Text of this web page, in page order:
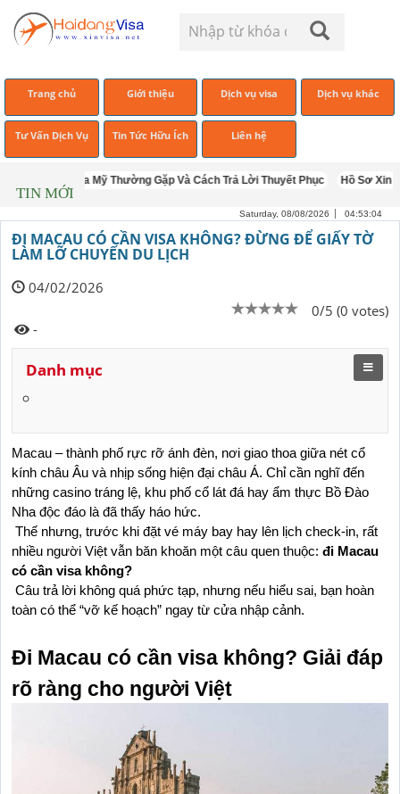
Trang chủ Giới thiệu Dịch vụ visa Dịch vụ khác
Tư Vấn Dịch Vụ Tin Tức Hữu Ích Liên hệ
TIN MỚI
Vấn Visa Mỹ Thường Gặp Và Cách Trả Lời Thuyết Phục Hồ Sơ Xin Visa
Saturday, 08/08/2026 04:53:05
ĐI MACAU CÓ CẦN VISA KHÔNG? ĐỪNG ĐỂ GIẤY TỜ
LÀM LỠ CHUYẾN DU LỊCH
04/02/2026
0/5 (0 votes)
-
Danh mục
Macau – thành phố rực rỡ ánh đèn, nơi giao thoa giữa nét cổ
kính châu Âu và nhịp sống hiện đại châu Á. Chỉ cần nghĩ đến
những casino tráng lệ, khu phố cổ lát đá hay ẩm thực Bồ Đào
Nha độc đáo là đã thấy háo hức.
Thế nhưng, trước khi đặt vé máy bay hay lên lịch check-in, rất
nhiều người Việt vẫn băn khoăn một câu quen thuộc: đi Macau
có cần visa không?
Câu trả lời không quá phức tạp, nhưng nếu hiểu sai, bạn hoàn
toàn có thể “vỡ kế hoạch” ngay từ cửa nhập cảnh.
Đi Macau có cần visa không? Giải đáp
rõ ràng cho người Việt